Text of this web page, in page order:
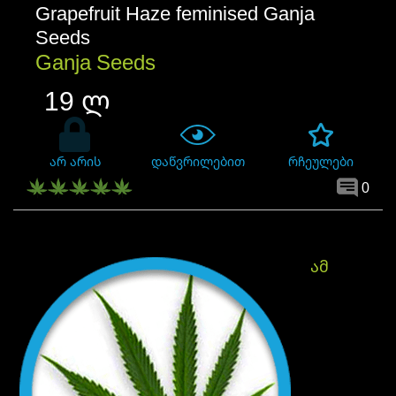
Grapefruit Haze feminised Ganja
Seeds
Ganja Seeds
19 ლ
არ არის დაწვრილებით რჩეულები
0
ამ